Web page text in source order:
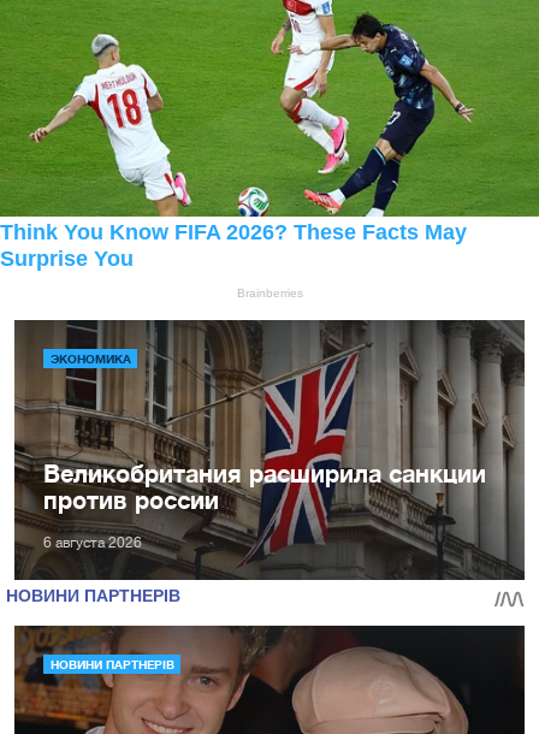
ЭКОНОМИКА
Великобритания расширила санкции
против россии
6 августа 2026